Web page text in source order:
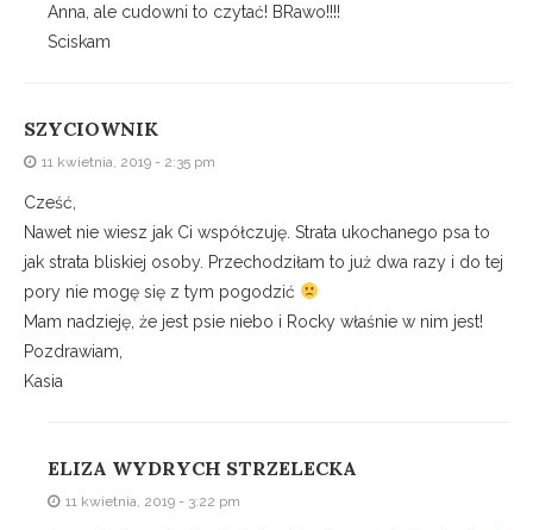
Anna, ale cudowni to czytać! BRawo!!!!
Sciskam
SZYCIOWNIK
11 kwietnia, 2019 - 2:35 pm
Cześć,
Nawet nie wiesz jak Ci współczuję. Strata ukochanego psa to
jak strata bliskiej osoby. Przechodziłam to już dwa razy i do tej
pory nie mogę się z tym pogodzić
Mam nadzieję, że jest psie niebo i Rocky właśnie w nim jest!
Pozdrawiam,
Kasia
ELIZA WYDRYCH STRZELECKA
11 kwietnia, 2019 - 3:22 pm